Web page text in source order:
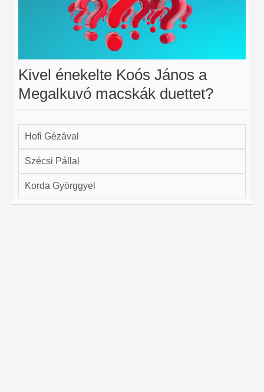
Kivel énekelte Koós János a
Megalkuvó macskák duettet?
Hofi Gézával
Szécsi Pállal
Korda Györggyel